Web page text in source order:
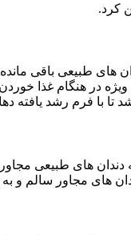
های طبیعی باقی
های طبیعی
مجاور سالم و به